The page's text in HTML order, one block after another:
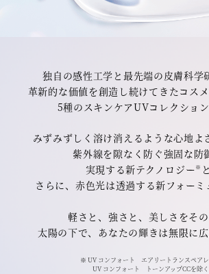
独自の感性工学と最先端の皮膚科学
革新的な価値を創造し続けてきたコスメ
5種のスキンケアUVコレクション
みずみずしく溶け消えるような心地よ
紫外線を隙なく防ぐ強固な防
実現する新テクノロジー※
さらに、赤色光は透過する新フォーミ
軽さと、強さと、美しさをその
太陽の下で、あなたの輝きは無限に広
※ UV コンフォート エアリートランスペアレ
UV コンフォート トーンアップCCを除